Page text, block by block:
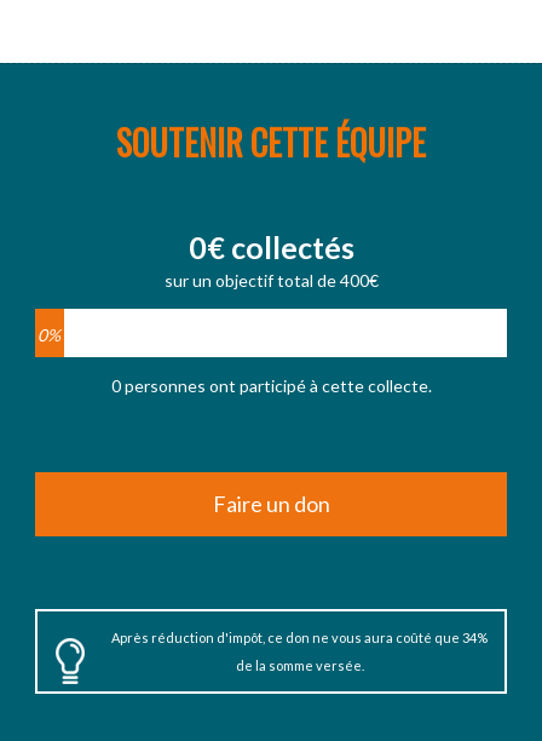
SOUTENIR CETTE ÉQUIPE
0€ collectés
sur un objectif total de 400€
0%
0 personnes ont participé à cette collecte.
Faire un don
Après réduction d'impôt, ce don ne vous aura coûté que 34%
de la somme versée.